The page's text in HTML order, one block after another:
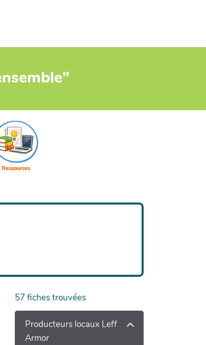
Ressources
57 fiches trouvées
Producteurs locaux Leff
Armor